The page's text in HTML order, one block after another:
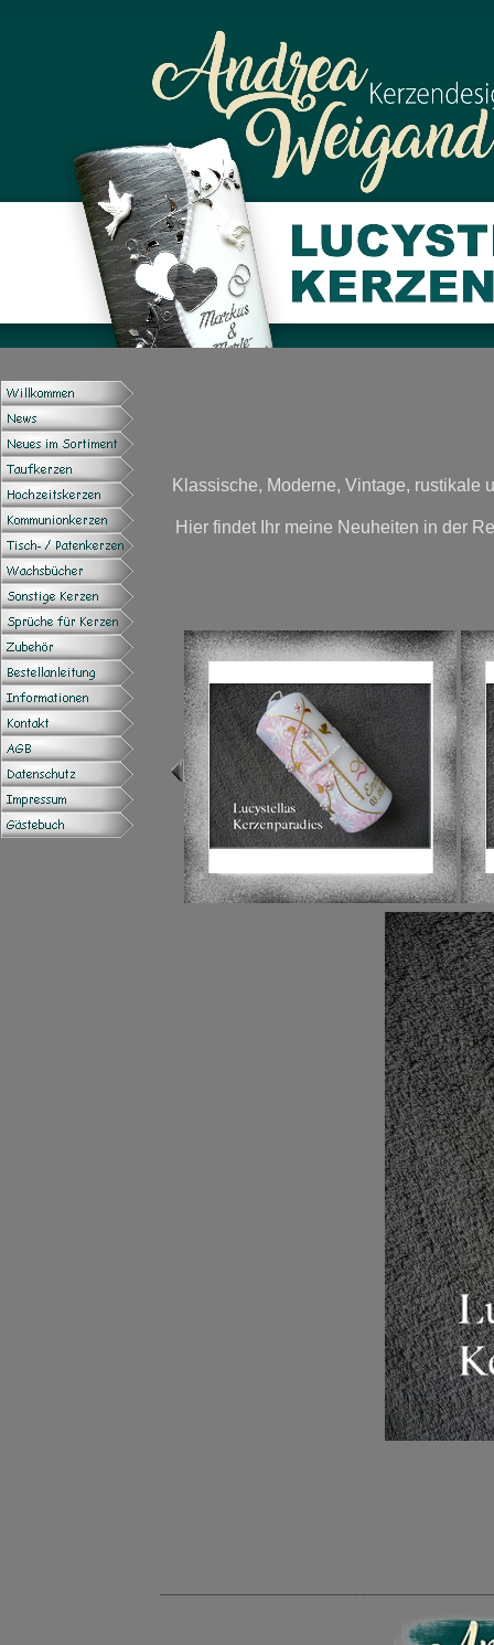
Klassische, Moderne, Vintage, rustikale
Hier findet Ihr meine Neuheiten in der